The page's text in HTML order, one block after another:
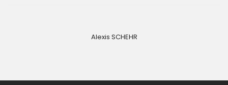
Alexis SCHEHR